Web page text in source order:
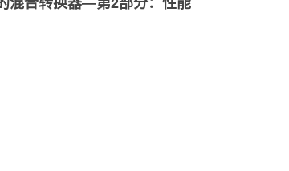
混合转换器—第2部分：性能